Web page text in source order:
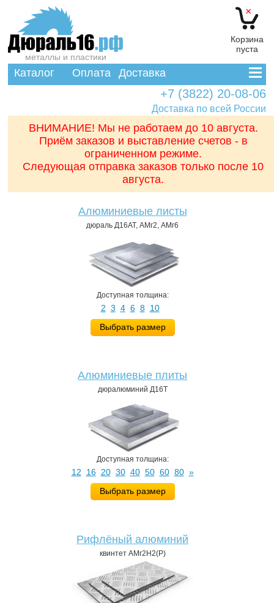
Доставка по всей России
×
Корзина
пуста
+7 (3822) 20-08-06
металлы и пластики
Каталог Оплата Доставка
ВНИМАНИЕ! Мы не работаем до 10 августа.
Приём заказов и выставление счетов - в
ограниченном режиме.
Следующая отправка заказов только после 10
августа.
Алюминиевые листы
дюраль Д16АТ, АМг2, АМг6
Доступная толщина:
2 3 4 6 8 10
Выбрать размер
Алюминиевые плиты
дюралюминий Д16Т
Доступная толщина:
12 16 20 30 40 50 60 80 »
Выбрать размер
Рифлёный алюминий
квинтет АМг2Н2(Р)